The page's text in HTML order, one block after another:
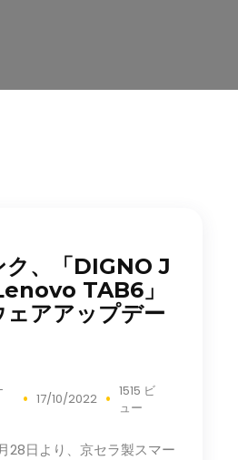
ク、「DIGNO J
TAB6」
アアップデー
17/10/2022
1515 ビ
ュー
28日より、京セラ製スマー